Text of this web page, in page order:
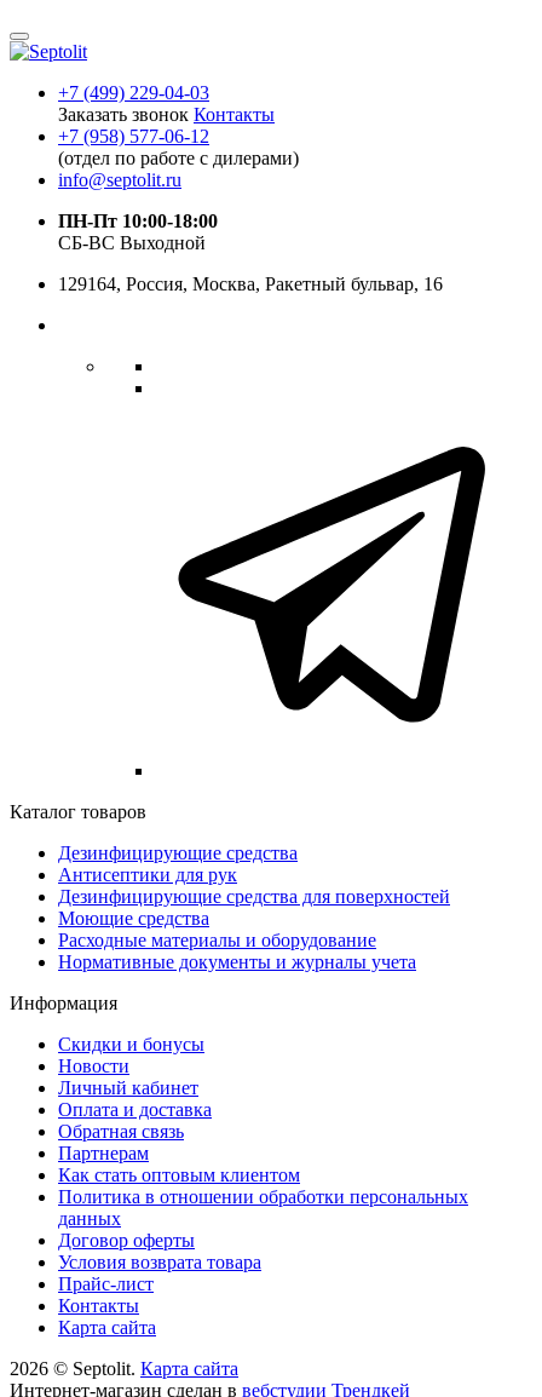
+7 (499) 229-04-03
Заказать звонок Контакты
+7 (958) 577-06-12
(отдел по работе с дилерами)
info@septolit.ru
ПН-Пт 10:00-18:00
СБ-ВС Выходной
129164, Россия, Москва, Ракетный бульвар, 16
Каталог товаров
Дезинфицирующие средства
Антисептики для рук
Дезинфицирующие средства для поверхностей
Моющие средства
Расходные материалы и оборудование
Нормативные документы и журналы учета
Информация
Скидки и бонусы
Новости
Личный кабинет
Оплата и доставка
Обратная связь
Партнерам
Как стать оптовым клиентом
Политика в отношении обработки персональных
данных
Договор оферты
Условия возврата товара
Прайс-лист
Контакты
Карта сайта
2026 © Septolit. Карта сайта
Интернет-магазин сделан в вебстудии Трендкей